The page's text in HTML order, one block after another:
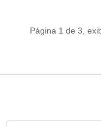
Página 1 de 3,